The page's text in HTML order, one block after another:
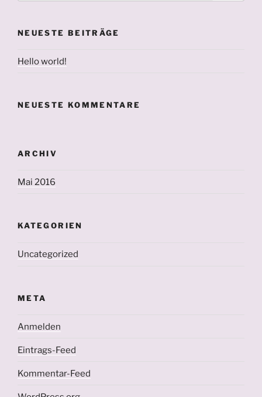
NEUESTE BEITRÄGE
Hello world!
NEUESTE KOMMENTARE
ARCHIV
Mai 2016
KATEGORIEN
Uncategorized
META
Anmelden
Eintrags-Feed
Kommentar-Feed